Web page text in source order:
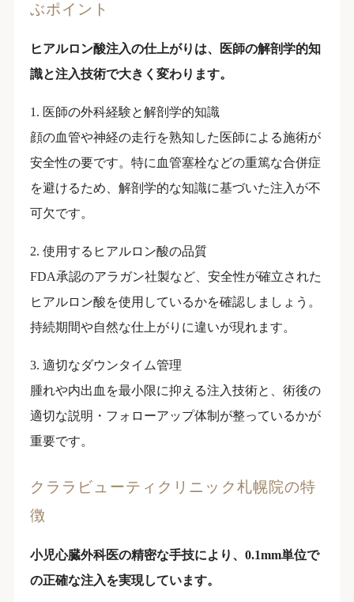
ぶポイント
ヒアルロン酸注入の仕上がりは、医師の解剖学的知
識と注入技術で大きく変わります。
1. 医師の外科経験と解剖学的知識
顔の血管や神経の走行を熟知した医師による施術が
安全性の要です。特に血管塞栓などの重篤な合併症
を避けるため、解剖学的な知識に基づいた注入が不
可欠です。
2. 使用するヒアルロン酸の品質
FDA承認のアラガン社製など、安全性が確立された
ヒアルロン酸を使用しているかを確認しましょう。
持続期間や自然な仕上がりに違いが現れます。
3. 適切なダウンタイム管理
腫れや内出血を最小限に抑える注入技術と、術後の
適切な説明・フォローアップ体制が整っているかが
重要です。
クララビューティクリニック札幌院の特
徴
小児心臓外科医の精密な手技により、0.1mm単位で
の正確な注入を実現しています。